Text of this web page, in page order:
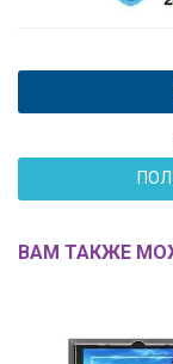
ВАМ ТАКЖЕ